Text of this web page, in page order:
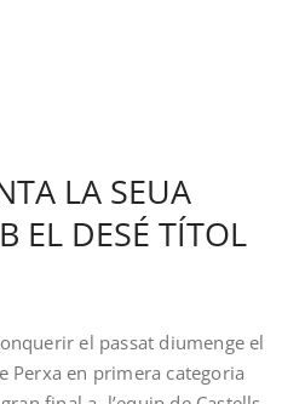
LA SEUA
EL DESÉ TÍTOL
el passat diumenge el
Perxa en primera categoria